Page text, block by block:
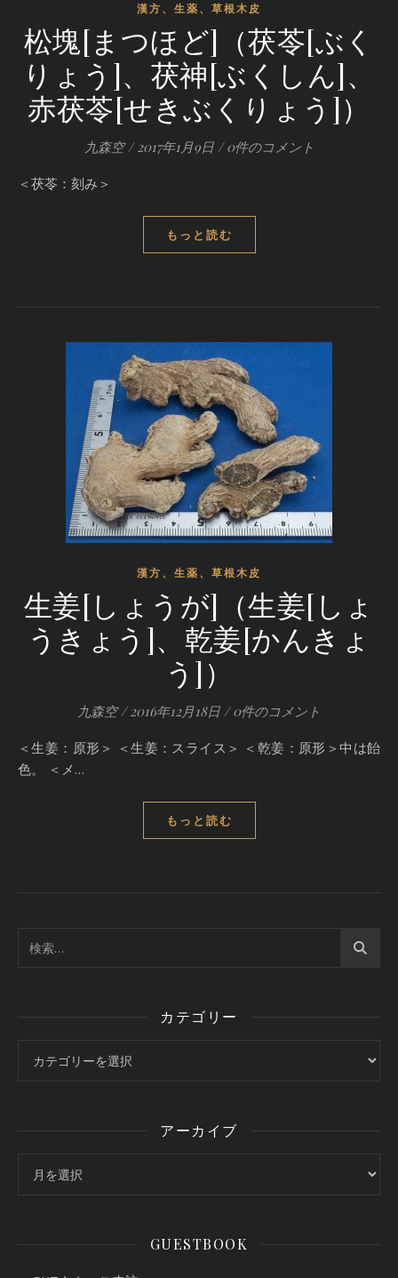
漢方、生薬、草根木皮
松塊[まつほど]（茯苓[ぶく
りょう]、茯神[ぶくしん]、
赤茯苓[せきぶくりょう]）
九森空 / 2017年1月9日 / 0件のコメント
＜茯苓：刻み＞
もっと読む
漢方、生薬、草根木皮
生姜[しょうが]（生姜[しょ
うきょう]、乾姜[かんきょ
う]）
九森空 / 2016年12月18日 / 0件のコメント
＜生姜：原形＞ ＜生姜：スライス＞ ＜乾姜：原形＞中は飴
色。 ＜メ…
もっと読む
カテゴリー
アーカイブ
GUESTBOOK